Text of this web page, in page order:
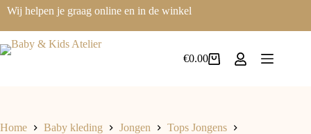
Ga
naar
de
inhoud
Wij helpen je graag online en in de winkel
Winkelwagen
€0.00
Home Baby kleding Jongen
Tops Jongens